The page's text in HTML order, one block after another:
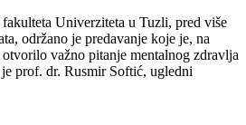
Univerziteta u Tuzli, pred više
održano je predavanje koje je, na
važno pitanje mentalnog zdravlja
prof. dr. Rusmir Softić, ugledni